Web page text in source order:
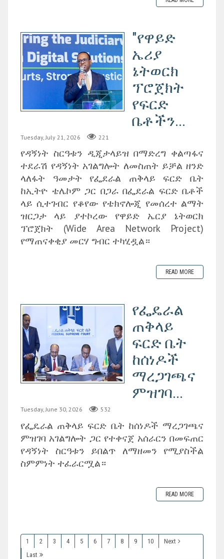
"የዋይድ
ኤሪያ
ኔትወርክ
ፕሮጀክት
የፍርድ
ቤቶችን...
Tuesday, July 21, 2026 221
የዳኝነት ስርዓቱን ዲጂታላይዝ በማድረግ ቀልጣፋና
ተደራሽ የዳኝነት አገልግሎት ለመስጠት ይቻል ዘንድ
ላለፋት ዓመታት የፌደራል ጠቅላይ ፍርድ ቤት
ከኢትዮ ቴሌኮም ጋር በጋራ በፌደራል ፍርድ ቤቶች
ላይ ሲተገብር የቆየው የቴክኖሎጂ የመሰረተ ልማት
ዝርጋታ ላይ ያተኮረው የዋይድ ኤርያ ኔትወርክ
ፕሮጀክት (Wide Area Network Project)
የማጠናቀቂያ መርሃ ግብር ተካሂዷል።
READ MORE
የፌዴራል
ጠቅላይ
ፍርድ ቤት
ከሰነዶች
ማረጋገጫና
ምዝገባ...
Tuesday, June 30, 2026 532
‎የፌዴራል ጠቅላይ ፍርድ ቤት ከሰነዶች ማረጋገጫና
ምዝገባ አገልግሎት ጋር የተቀናጀ አሰራርን በመፍጠር
የዳኝነት ስርዓቱን ይበልጥ ለማዘመን የሚያስችል
ስምምነት ተፈራርሟል።
READ MORE
1 2 3 4 5 6 7 8 9 10
Next
Last